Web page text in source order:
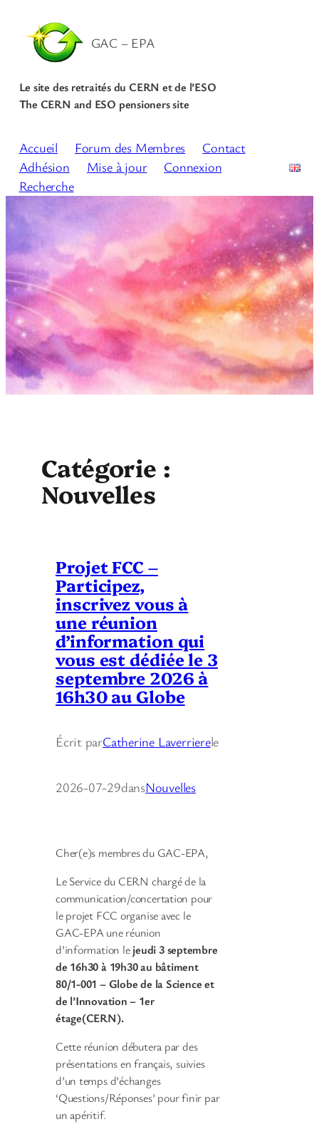
contenu
GAC – EPA
Le site des retraités du CERN et de l’ESO
The CERN and ESO pensioners site
Accueil Forum des Membres
Contact
Adhésion
Mise à jour
Connexion
Recherche
Catégorie :
Nouvelles
Projet FCC –
Participez,
inscrivez vous à
une réunion
d’information qui
vous est dédiée le 3
septembre 2026 à
16h30 au Globe
Écrit parCatherine Laverrierele
2026-07-29dansNouvelles
Cher(e)s membres du GAC-EPA,
Le Service du CERN chargé de la
communication/concertation pour
le projet FCC organise avec le
GAC-EPA une réunion
d’information lejeudi 3 septembre
de 16h30 à 19h30 au bâtiment
80/1-001 – Globe de la Science et
de l’Innovation – 1er
étage(CERN).
Cette réunion débutera par des
présentations en français, suivies
d’un temps d’échanges
‘Questions/Réponses’ pour finir par
un apéritif.